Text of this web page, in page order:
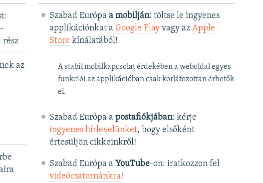
rész
az
Szabad Európa a mobilján: töltse le ingyenes
applikációnkat a Google Playvagy az Apple
Store kínálatából!
A stabil mobilkapcsolat érdekében a weboldal egyes
funkciói az applikációban csak korlátozottan érhetők
el.
Szabad Európa a postafiókjában: kérje
ingyenes hírlevelünket, hogy elsőként
értesüljön cikkeinkről!
Szabad Európa a YouTube-on: iratkozzon fel
videócsatornánkra!